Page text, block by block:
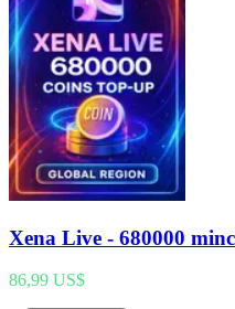
Xena Live - 680000
86,99 US$